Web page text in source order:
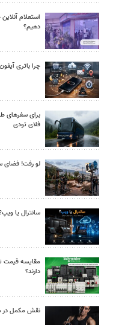
استعلام
دهیم؟
چرا باتری آیفون زود
برای سفرهای
فلای تودی
لو رفت! فضای
سانترال یا
مقایسه قیمت
دارند؟
نقش مکمل در